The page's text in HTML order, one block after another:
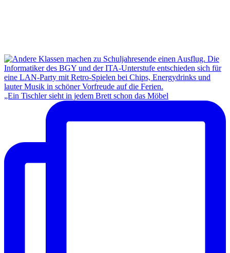
„Ein Tischler sieht in jedem Brett schon das Möbel